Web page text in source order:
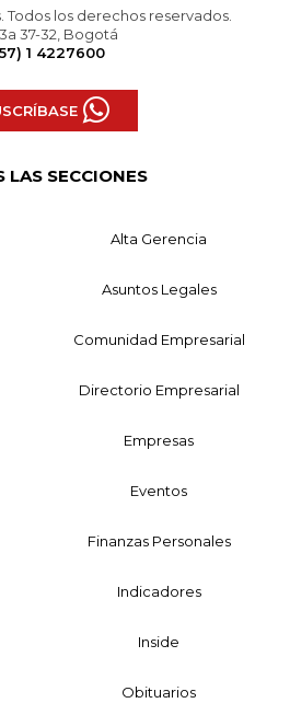
Todos los derechos reservados.
37-32, Bogotá
1 4227600
LAS SECCIONES
Alta Gerencia
Asuntos Legales
Comunidad Empresarial
Directorio Empresarial
Empresas
Eventos
Finanzas Personales
Indicadores
Inside
Obituarios